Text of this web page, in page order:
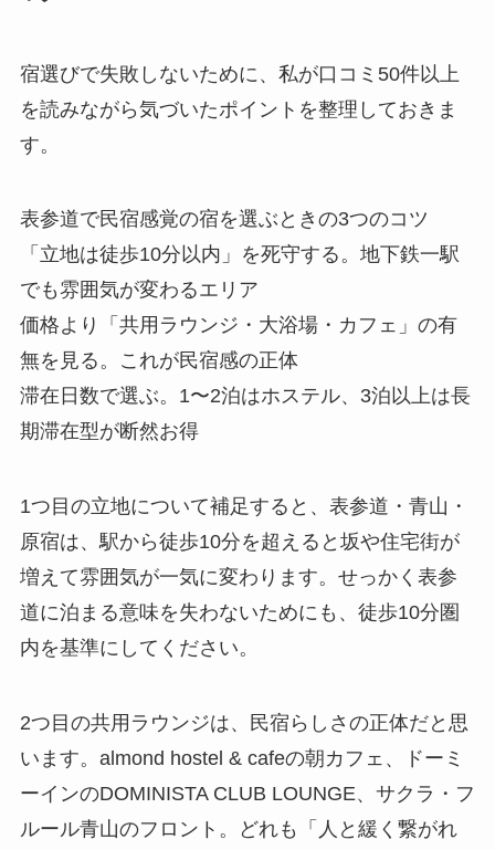
宿選びで失敗しないために、私が口コミ50件以上
を読みながら気づいたポイントを整理しておきま
す。
表参道で民宿感覚の宿を選ぶときの3つのコツ
「立地は徒歩10分以内」を死守する。地下鉄一駅
でも雰囲気が変わるエリア
価格より「共用ラウンジ・大浴場・カフェ」の有
無を見る。これが民宿感の正体
滞在日数で選ぶ。1〜2泊はホステル、3泊以上は長
期滞在型が断然お得
1つ目の立地について補足すると、表参道・青山・
原宿は、駅から徒歩10分を超えると坂や住宅街が
増えて雰囲気が一気に変わります。せっかく表参
道に泊まる意味を失わないためにも、徒歩10分圏
内を基準にしてください。
2つ目の共用ラウンジは、民宿らしさの正体だと思
います。almond hostel & cafeの朝カフェ、ドーミ
ーインのDOMINISTA CLUB LOUNGE、サクラ・フ
ルール青山のフロント。どれも「人と緩く繋がれ